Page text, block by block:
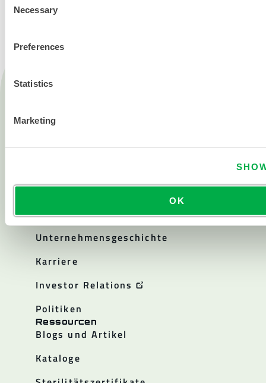
Selection
Necessary
Preferences
Statistics
Marketing
OK
Produkte
Chemisch
Über Lakeland
Unternehmensgeschichte
Karriere
Investor Relations
Politiken
Ressourcen
Blogs und Artikel
Kataloge